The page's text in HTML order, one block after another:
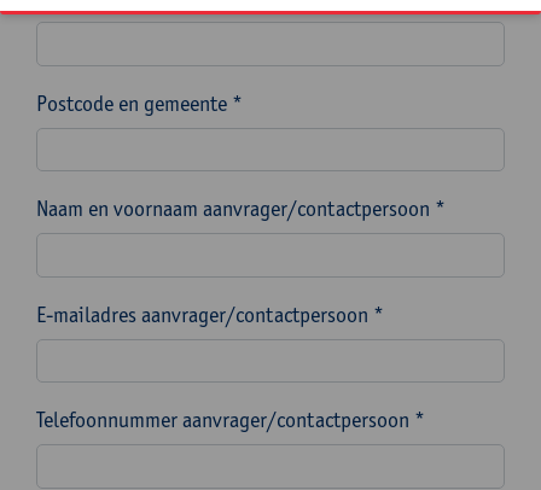
Postcode en gemeente *
Naam en voornaam aanvrager/contactpersoon *
E-mailadres aanvrager/contactpersoon *
Telefoonnummer aanvrager/contactpersoon *